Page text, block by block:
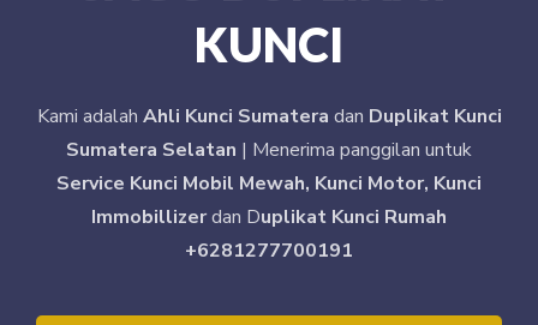
KUNCI
Kami adalah Ahli Kunci Sumatera dan Duplikat Kunci
Sumatera Selatan | Menerima panggilan untuk
Service Kunci Mobil Mewah, Kunci Motor, Kunci
Immobillizerdan Duplikat Kunci Rumah
+6281277700191